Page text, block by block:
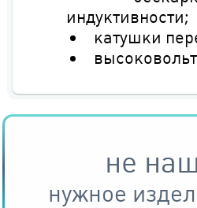
индуктивности; 
катушки
не
нужное